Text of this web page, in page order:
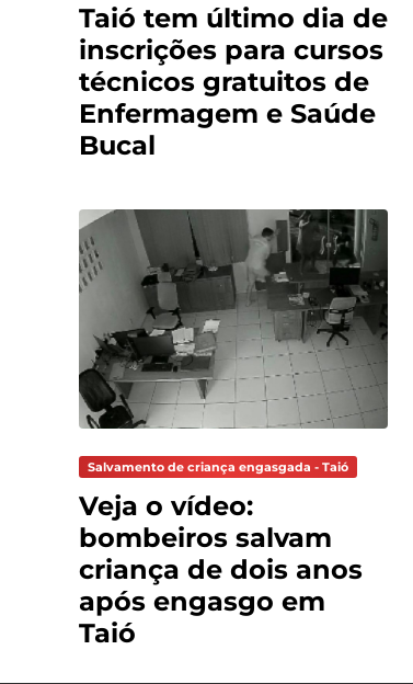
Taió tem último dia de
inscrições para cursos
técnicos gratuitos de
Enfermagem e Saúde
Bucal
Salvamento de criança engasgada - Taió
Veja o vídeo:
bombeiros salvam
criança de dois anos
após engasgo em
Taió